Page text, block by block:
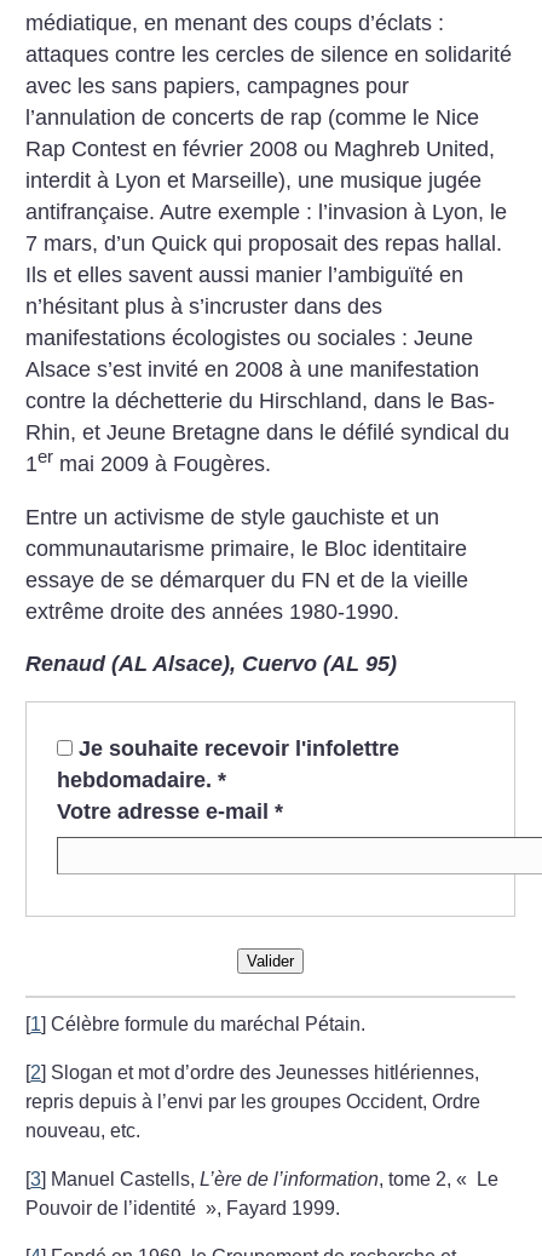
médiatique, en menant des coups d’éclats :
attaques contre les cercles de silence en solidarité
avec les sans papiers, campagnes pour
l’annulation de concerts de rap (comme le Nice
Rap Contest en février 2008 ou Maghreb United,
interdit à Lyon et Marseille), une musique jugée
antifrançaise. Autre exemple : l’invasion à Lyon, le
7 mars, d’un Quick qui proposait des repas hallal.
Ils et elles savent aussi manier l’ambiguïté en
n’hésitant plus à s’incruster dans des
manifestations écologistes ou sociales : Jeune
Alsace s’est invité en 2008 à une manifestation
contre la déchetterie du Hirschland, dans le Bas-
Rhin, et Jeune Bretagne dans le défilé syndical du
1er mai 2009 à Fougères.
Entre un activisme de style gauchiste et un
communautarisme primaire, le Bloc identitaire
essaye de se démarquer du FN et de la vieille
extrême droite des années 1980-1990.
Renaud (AL Alsace), Cuervo (AL 95)
Je souhaite recevoir l'infolettre
hebdomadaire. *
Votre adresse e-mail *
Valider
[1]Célèbre formule du maréchal Pétain.
[2] Slogan et mot d’ordre des Jeunesses hitlériennes,
repris depuis à l’envi par les groupes Occident, Ordre
nouveau, etc.
[3] Manuel Castells,L’ère de l’information, tome 2, «
Le
Pouvoir de l’identité », Fayard 1999.